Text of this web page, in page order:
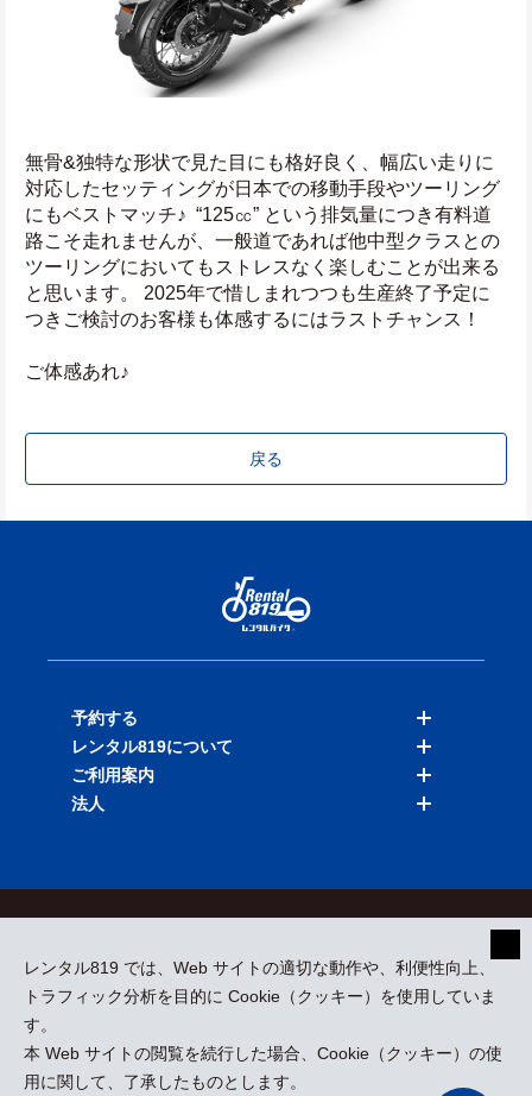
無骨&独特な形状で見た目にも格好良く、幅広い走りに
対応したセッティングが日本での移動手段やツーリング
にもベストマッチ♪  “125㏄” という排気量につき有料道
路こそ走れませんが、一般道であれば他中型クラスとの
ツーリングにおいてもストレスなく楽しむことが出来る
と思います。 2025年で惜しまれつつも生産終了予定に
つきご検討のお客様も体感するにはラストチャンス！
ご体感あれ♪
戻る
レンタル819 では、Web サイトの適切な動作や、利便性向上、
トラフィック分析を目的に Cookie（クッキー）を使用していま
す。
本 Web サイトの閲覧を続行した場合、Cookie（クッキー）の使
用に関して、了承したものとします。
予約する
バイクを探す
店舗を探す
レンタル819について
料金表
ご利用案内
法人
採用情報
プレスリリース
kizuki Rental Service © All Rights Reserved.